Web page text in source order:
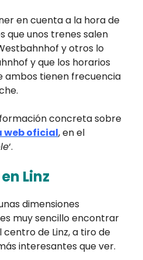
en cuenta a la hora de
que unos trenes salen
y otros lo
y que los horarios
ambos tienen frecuencia
concreta sobre
web oficial, en el
‘.
Linz
dimensiones
muy sencillo encontrar
de Linz, a tiro de
interesantes que ver.